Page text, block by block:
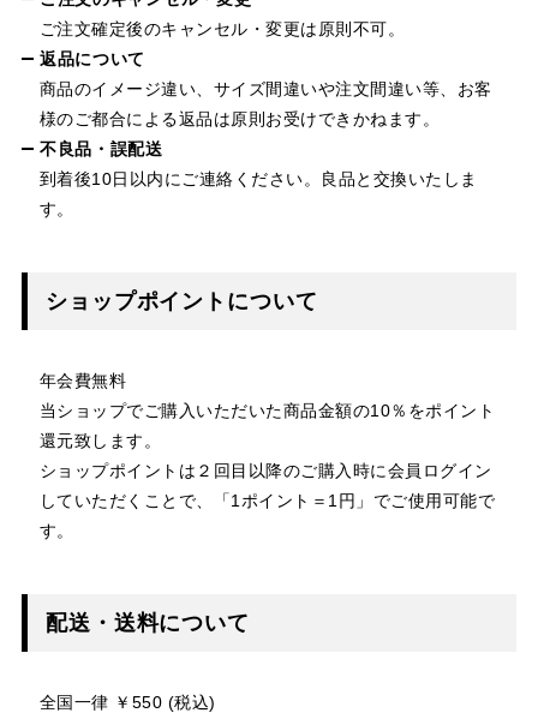
ご注文確定後のキャンセル・変更は原則不可。
返品について
商品のイメージ違い、サイズ間違いや注文間違い等、お客
様のご都合による返品は原則お受けできかねます。
不良品・誤配送
到着後10日以内にご連絡ください。良品と交換いたしま
す。
ショップポイントについて
年会費無料
当ショップでご購入いただいた商品金額の10％をポイント
還元致します。
ショップポイントは２回目以降のご購入時に会員ログイン
していただくことで、「1ポイント＝1円」でご使用可能で
す。
配送・送料について
全国一律 ￥550 (税込)